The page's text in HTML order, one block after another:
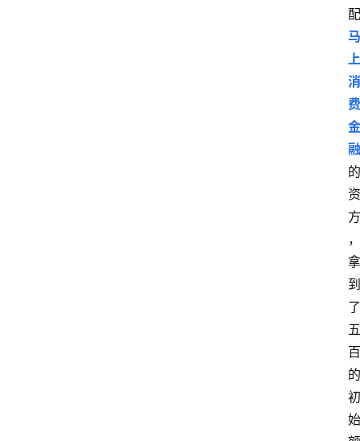
配
马
上
消
费
金
融
的
资
方
，
拿
到
了
五
百
的
初
始